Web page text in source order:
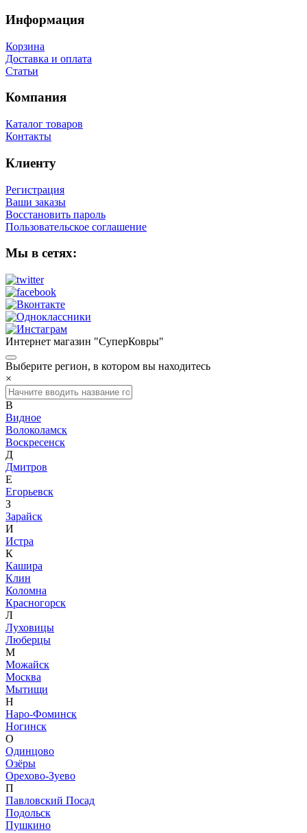
Информация
Корзина
Доставка и оплата
Статьи
Компания
Каталог товаров
Контакты
Клиенту
Регистрация
Ваши заказы
Восстановить пароль
Пользовательское соглашение
Мы в сетях:
Интернет магазин "СуперКовры"
Выберите регион, в котором вы находитесь
×
В
Видное
Волоколамск
Воскресенск
Д
Дмитров
Е
Егорьевск
З
Зарайск
И
Истра
К
Кашира
Клин
Коломна
Красногорск
Л
Луховицы
Люберцы
М
Можайск
Москва
Мытищи
Н
Наро-Фоминск
Ногинск
О
Одинцово
Озёры
Орехово-Зуево
П
Павловский Посад
Подольск
Пушкино